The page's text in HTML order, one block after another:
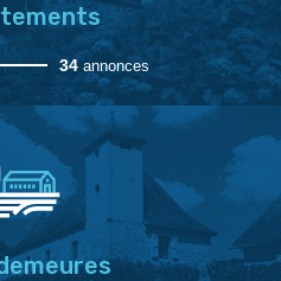
34 annonces